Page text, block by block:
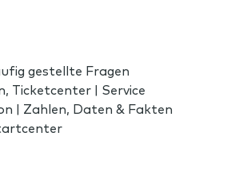
gestellte Fragen
Ticketcenter | Service
| Zahlen, Daten & Fakten